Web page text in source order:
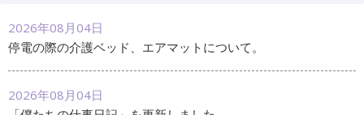
2026年08月04日
停電の際の介護ベッド、エアマットについて。
2026年08月04日